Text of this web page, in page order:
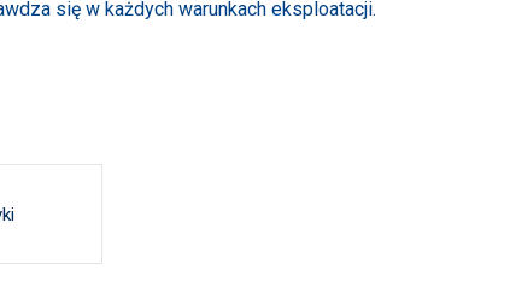
się w każdych warunkach eksploatacji.